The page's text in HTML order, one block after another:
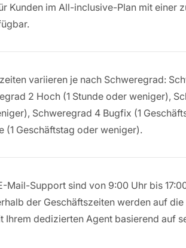
Kunden im All-inclusive-Plan mit einer
variieren je nach Schweregrad:
2 Hoch (1 Stunde oder weniger),
Schweregrad 4 Bugfix (1
(1 Geschäftstag oder weniger).
Mail-Support sind von 9:00 Uhr bis
der Geschäftszeiten werden auf
Ihrem dedizierten Agent basierend auf